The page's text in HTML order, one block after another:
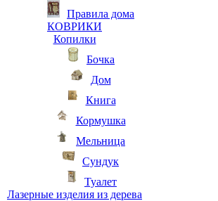
Правила дома
КОВРИКИ
Копилки
Бочка
Дом
Книга
Кормушка
Мельница
Сундук
Туалет
Лазерные изделия из дерева